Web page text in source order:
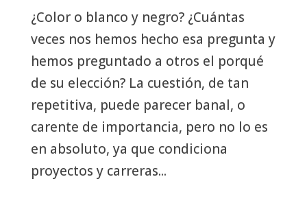
¿Color o blanco y negro? ¿Cuántas
veces nos hemos hecho esa pregunta y
hemos preguntado a otros el porqué
de su elección? La cuestión, de tan
repetitiva, puede parecer banal, o
carente de importancia, pero no lo es
en absoluto, ya que condiciona
proyectos y carreras...